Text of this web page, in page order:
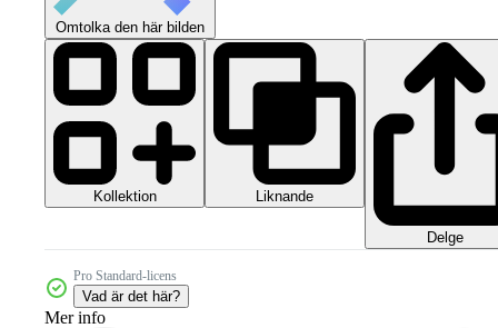
Omtolka den här bilden
Kollektion Liknande
Delge
Pro Standard-licens
Vad är det här?
Mer info